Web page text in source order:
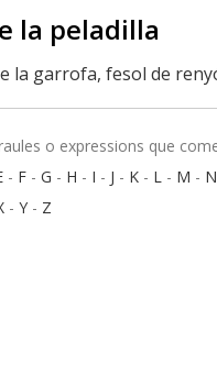
la peladilla
la garrofa, fesol de
o expressions que
- F - G - H - I - J - K - L - M - N
- Y - Z